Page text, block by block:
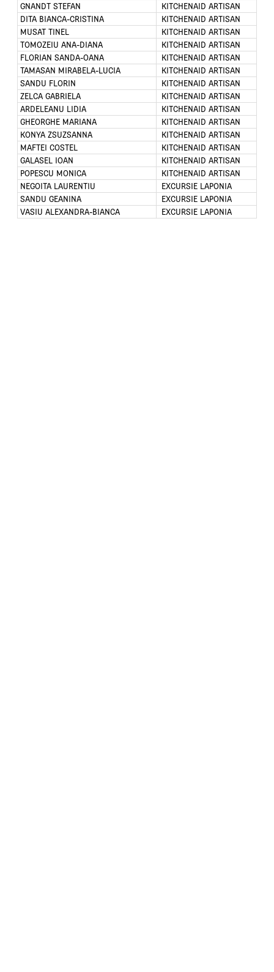
Cumpără ingrediente pentru prăjituri,
deserturi, mixuri pentru prăjituri și decoruri,
înscrie numărul bonului fiscal sau codul promo
de pe ambalaj în formularul de mai jos sau prin
SMSla nr.1755*și poți câștiga:
Marele premiu: 3 X Excursie cu familia la Moș
Crăciun, în Laponia
GNANDT STEFAN
KITCHENAID ARTISAN
DITA BIANCA-CRISTINA
KITCHENAID ARTISAN
MUSAT TINEL
KITCHENAID ARTISAN
TOMOZEIU ANA-DIANA
KITCHENAID ARTISAN
FLORIAN SANDA-OANA
KITCHENAID ARTISAN
TAMASAN MIRABELA-LUCIA
KITCHENAID ARTISAN
SANDU FLORIN
KITCHENAID ARTISAN
ZELCA GABRIELA
KITCHENAID ARTISAN
ARDELEANU LIDIA
KITCHENAID ARTISAN
GHEORGHE MARIANA
KITCHENAID ARTISAN
KONYA ZSUZSANNA
KITCHENAID ARTISAN
MAFTEI COSTEL
KITCHENAID ARTISAN
GALASEL IOAN
KITCHENAID ARTISAN
POPESCU MONICA
KITCHENAID ARTISAN
NEGOITA LAURENTIU
EXCURSIE LAPONIA
SANDU GEANINA
EXCURSIE LAPONIA
VASIU ALEXANDRA-BIANCA
EXCURSIE LAPONIA